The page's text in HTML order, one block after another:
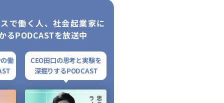
で働く人、社会起業家に
るPODCASTを放送中
働
CEO田口の思考と実験を
深掘りするPODCAST